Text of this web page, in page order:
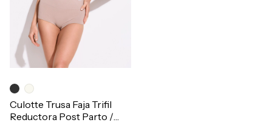
Culotte Trusa Faja Trifil
Reductora Post Parto /